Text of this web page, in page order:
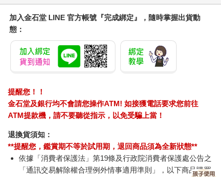
加入金石堂 LINE 官方帳號『完成綁定』，隨時掌握出貨動
態：
提醒您！！
金石堂及銀行均不會請您操作ATM! 如接獲電話要求您前往
ATM提款機，請不要聽從指示，以免受騙上當！
退換貨須知：
**提醒您，鑑賞期不等於試用期，退回商品須為全新狀態**
依據「消費者保護法」第19條及行政院消費者保護處公告之
「通訊交易解除權合理例外情事適用準則」，以下商品購買